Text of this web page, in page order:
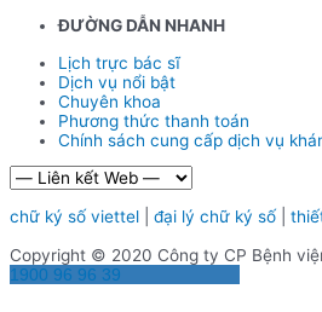
ĐƯỜNG DẪN NHANH
Lịch trực bác sĩ
Dịch vụ nổi bật
Chuyên khoa
Phương thức thanh toán
Chính sách cung cấp dịch vụ
chữ ký số viettel đại lý chữ ký số
Copyright © 2020 Công ty CP Bệnh
1900 96 96 39